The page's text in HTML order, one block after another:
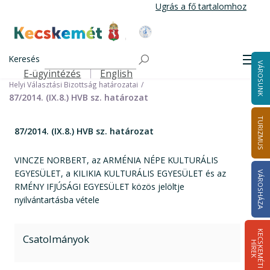
tartalomra
Ugrás a fő tartalomhoz
Kecskemét Város Honlapja
Keresés
Felső navigáció
E-ügyintézés English VÁROSUNK
TURIZMUS
VÁROSHÁZA
K
E
C
S
K
E
M
É
T
I
HÍ
R
E
K
Választási információk
Helyi önkormányzati képviselők és polgármester választás 2014
Helyi Választási Bizottság ülései, határozatai
Helyi Választási Bizottság határozatai
87/2014. (IX.8.) HVB sz. határozat
87/2014. (IX.8.) HVB sz. határozat
VINCZE NORBERT, az ARMÉNIA NÉPE KULTURÁLIS
EGYESÜLET, a KILIKIA KULTURÁLIS EGYESÜLET és az
RMÉNY IFJÚSÁGI EGYESÜLET közös jelöltje
nyilvántartásba vétele
Csatolmányok